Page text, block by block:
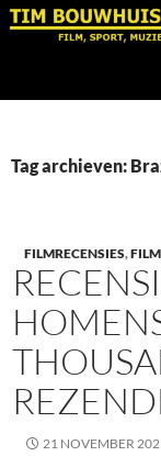
Ga
Tag archieven:
FILMRECENSIES,
21 NOVEMBER